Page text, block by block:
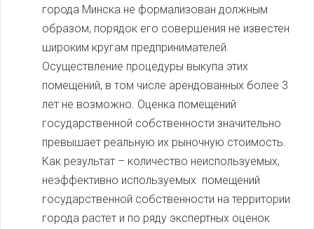
города Минска не формализован должным
образом, порядок его совершения не известен
широким кругам предпринимателей.
Осуществление процедуры выкупа этих
помещений, в том числе арендованных более 3
лет не возможно. Оценка помещений
государственной собственности значительно
превышает реальную их рыночную стоимость.
Как результат – количество неиспользуемых,
неэффективно используемых помещений
государственной собственности на территории
города растет и по ряду экспертных оценок